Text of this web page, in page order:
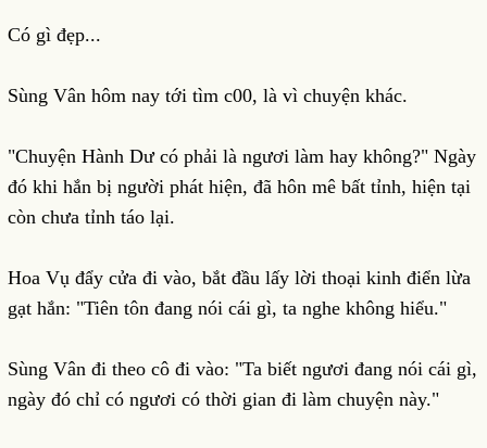
Có gì đẹp...
Sùng Vân hôm nay tới tìm c00, là vì chuyện khác.
"Chuyện Hành Dư có phải là ngươi làm hay không?" Ngày
đó khi hắn bị người phát hiện, đã hôn mê bất tỉnh, hiện tại
còn chưa tỉnh táo lại.
Hoa Vụ đẩy cửa đi vào, bắt đầu lấy lời thoại kinh điển lừa
gạt hắn: "Tiên tôn đang nói cái gì, ta nghe không hiểu."
Sùng Vân đi theo cô đi vào: "Ta biết ngươi đang nói cái gì,
ngày đó chỉ có ngươi có thời gian đi làm chuyện này."